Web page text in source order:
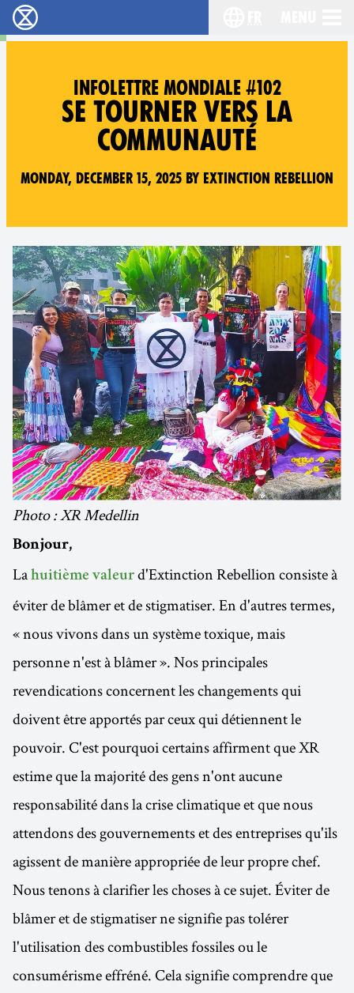
Extinction Rebellion - Home
INFOLETTRE MONDIALE #102
SE TOURNER VERS LA
COMMUNAUTÉ
Monday, December 15, 2025 by Extinction Rebellion
Photo : XR Medellin
Bonjour,
La huitième valeur d'Extinction Rebellion consiste à
éviter de blâmer et de stigmatiser. En d'autres termes,
« nous vivons dans un système toxique, mais
personne n'est à blâmer ». Nos principales
revendications concernent les changements qui
doivent être apportés par ceux qui détiennent le
pouvoir. C'est pourquoi certains affirment que XR
estime que la majorité des gens n'ont aucune
responsabilité dans la crise climatique et que nous
attendons des gouvernements et des entreprises qu'ils
agissent de manière appropriée de leur propre chef.
Nous tenons à clarifier les choses à ce sujet. Éviter de
blâmer et de stigmatiser ne signifie pas tolérer
l'utilisation des combustibles fossiles ou le
consumérisme effréné. Cela signifie comprendre que